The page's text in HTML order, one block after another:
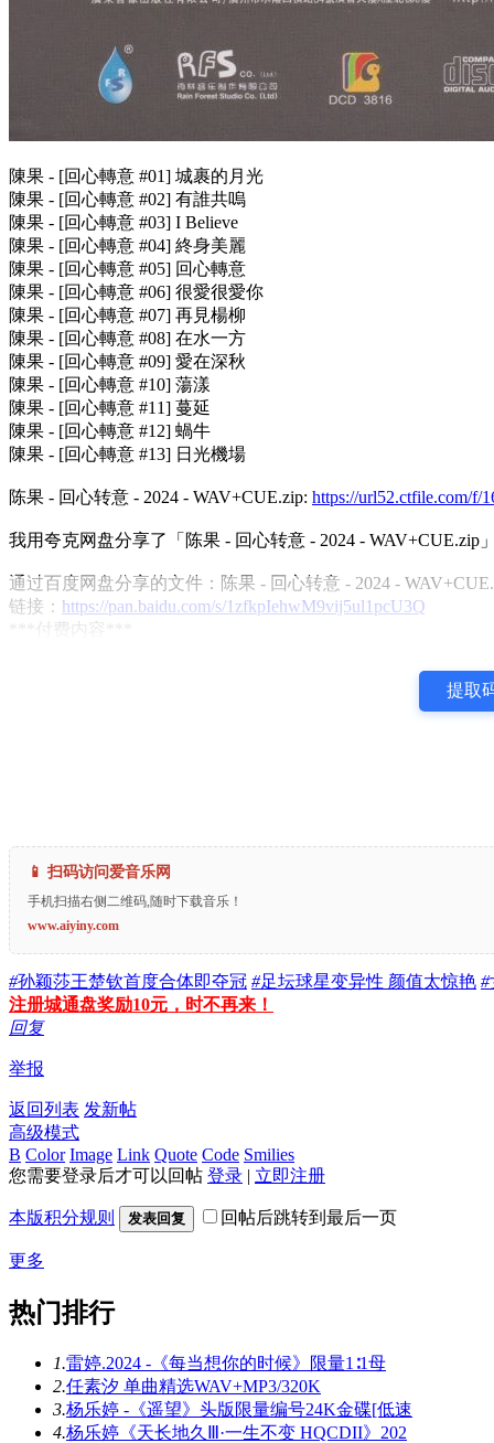
陳果 - [回心轉意 #01] 城裹的月光
陳果 - [回心轉意 #02] 有誰共嗚
陳果 - [回心轉意 #03] I Believe
陳果 - [回心轉意 #04] 終身美麗
陳果 - [回心轉意 #05] 回心轉意
陳果 - [回心轉意 #06] 很愛很愛你
陳果 - [回心轉意 #07] 再見楊柳
陳果 - [回心轉意 #08] 在水一方
陳果 - [回心轉意 #09] 愛在深秋
陳果 - [回心轉意 #10] 蕩漾
陳果 - [回心轉意 #11] 蔓延
陳果 - [回心轉意 #12] 蝸牛
陳果 - [回心轉意 #13] 日光機場
陈果 - 回心转意 - 2024 - WAV+CUE.zip: https://url52.ctfile.com/f/
我用夸克网盘分享了「陈果 - 回心转意 - 2024 - WAV+CUE.zip
通过百度网盘分享的文件：陈果 - 回心转意 - 2024 -
链接： https://pan.baidu.com/s/1zfkpIehwM9vij5ul1pcU3Q
***付费内容***
提取
📱 扫码访问爱音乐网
手机扫描右侧二维码,随时下载音乐！
www.aiyiny.com
#孙颖莎王楚钦首度合体即夺冠 #足坛球星变异性 颜值太惊艳 #
注册城通盘奖励10元，时不再来！
回复
举报
返回列表 发新帖
高级模式
B Color Image Link Quote Code Smilies
您需要登录后才可以回帖 登录 | 立即注册
本版积分规则 发表回复 回帖后跳转到最后一页
更多
热门排行
1.雷婷.2024 -《每当想你的时候》限量1∶1母
2.任素汐 单曲精选WAV+MP3/320K
3.杨乐婷 -《遥望》头版限量编号24K金碟[低速
4.杨乐婷《天长地久Ⅲ·一生不变 HQCDII》202